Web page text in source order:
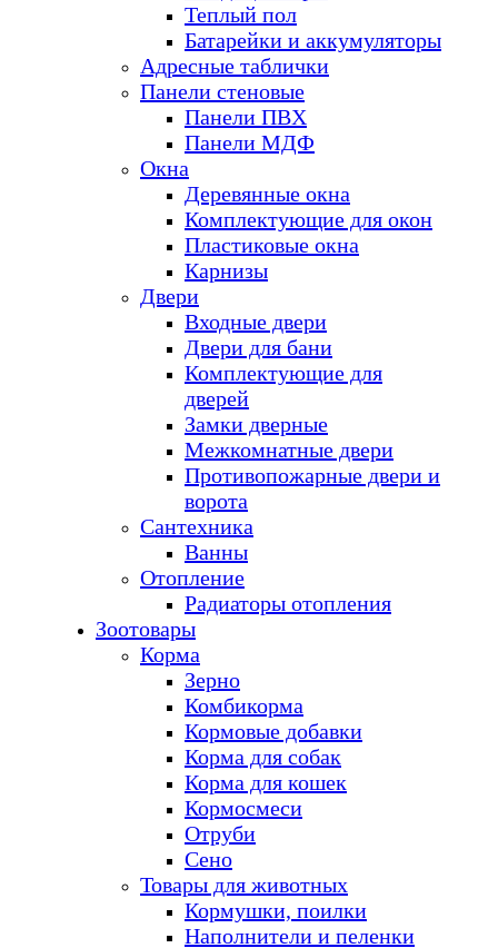
Теплый пол
Батарейки и аккумуляторы
Адресные таблички
Панели стеновые
Панели ПВХ
Панели МДФ
Окна
Деревянные окна
Комплектующие для окон
Пластиковые окна
Карнизы
Двери
Входные двери
Двери для бани
Комплектующие для
дверей
Замки дверные
Межкомнатные двери
Противопожарные двери и
ворота
Сантехника
Ванны
Отопление
Радиаторы отопления
Зоотовары
Корма
Зерно
Комбикорма
Кормовые добавки
Корма для собак
Корма для кошек
Кормосмеси
Отруби
Сено
Товары для животных
Кормушки, поилки
Наполнители и пеленки